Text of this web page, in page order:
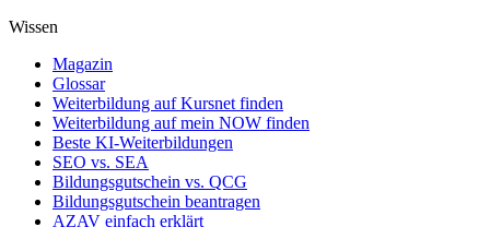
Wissen
Magazin
Glossar
Weiterbildung auf Kursnet finden
Weiterbildung auf mein NOW finden
Beste KI-Weiterbildungen
SEO vs. SEA
Bildungsgutschein vs. QCG
Bildungsgutschein beantragen
AZAV einfach erklärt